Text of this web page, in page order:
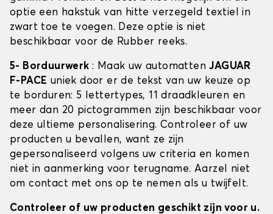
optie een hakstuk van hitte verzegeld textiel in
zwart toe te voegen. Deze optie is niet
beschikbaar voor de Rubber reeks.
5- Borduurwerk : Maak uw automattenJAGUAR
F-PACE uniek door er de tekst van uw keuze op
te borduren: 5 lettertypes, 11 draadkleuren en
meer dan 20 pictogrammen zijn beschikbaar voor
deze ultieme personalisering. Controleer of uw
producten u bevallen, want ze zijn
gepersonaliseerd volgens uw criteria en komen
niet in aanmerking voor terugname. Aarzel niet
om contact met ons op te nemen als u twijfelt.
Controleer of uw producten geschikt zijn voor u.